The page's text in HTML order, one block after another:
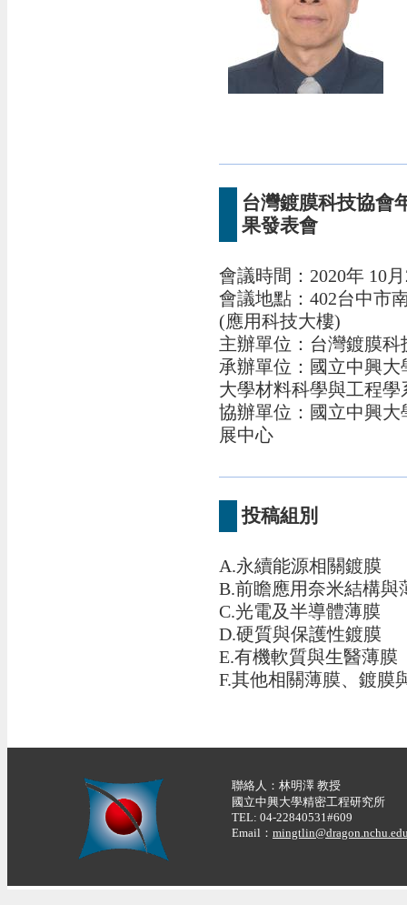
台灣鍍膜科技協會
果發表會
會議時間：2020年 10
會議地點：402台中市
(應用科技大樓)
主辦單位：台灣鍍膜
承辦單位：國立中興
大學材料科學與工程學
協辦單位：國立中興
展中心
投稿組別
A.永續能源相關鍍膜
B.前瞻應用奈米結構與
C.光電及半導體薄膜
D.硬質與保護性鍍膜
E.有機軟質與生醫薄膜
​F.其他相關薄膜、鍍膜
聯絡人：林明澤 教授
國立中興大學精密工程研究所
TEL: 04-22840531#609
Email：